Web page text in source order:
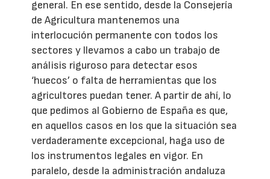
general. En ese sentido, desde la Consejería
de Agricultura mantenemos una
interlocución permanente con todos los
sectores y llevamos a cabo un trabajo de
análisis riguroso para detectar esos
‘huecos’ o falta de herramientas que los
agricultores puedan tener. A partir de ahí, lo
que pedimos al Gobierno de España es que,
en aquellos casos en los que la situación sea
verdaderamente excepcional, haga uso de
los instrumentos legales en vigor. En
paralelo, desde la administración andaluza